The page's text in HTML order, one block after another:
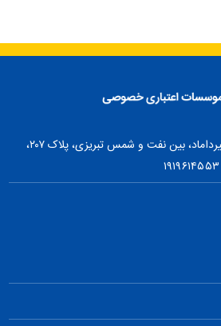
تهران، ضلع شمالی بلوار میرداماد، بین نفت و شمس تبریزی، پلاک ۲۰۷،